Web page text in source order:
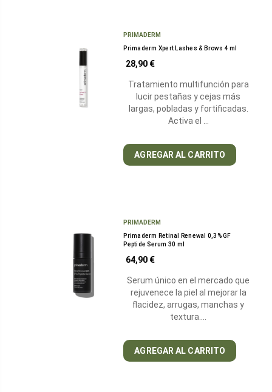
PRIMADERM
Primaderm Xpert Lashes & Brows 4 ml
28,90 €
Tratamiento multifunción para
lucir pestañas y cejas más
largas, pobladas y fortificadas.
Activa el …
AGREGAR AL CARRITO
PRIMADERM
Primaderm Retinal Renewal 0,3% GF
Peptide Serum 30 ml
64,90 €
Serum único en el mercado que
rejuvenece la piel al mejorar la
flacidez, arrugas, manchas y
textura.…
AGREGAR AL CARRITO